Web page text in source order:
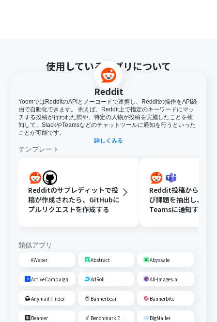
使用しているアプリについて
Reddit
YoomではRedditのAPIとノーコードで連携し、Redditの操作をAPI経
由で自動化できます。 例えば、Reddit上で指定のキーワードにマッ
チする投稿が行われた際や、特定の人物が投稿を実施したことを検
知して、SlackやTeamsなどのチャットツールに通知を行うといった
ことが可能です。
詳しくみる
テンプレート
Redditのサブレディットで投
稿が作成されたら、GitHubに
プルリクエストを作成する
Reddit投稿から顧客
び課題を抽出し、
Teamsに通知する
類似アプリ
AWeber Abstract Abyssale
ActiveCampaign AdRoll All-Images.ai
Anymail Finder Bannerbear Bannerbite
Beamer Benchmark Email BigMailer